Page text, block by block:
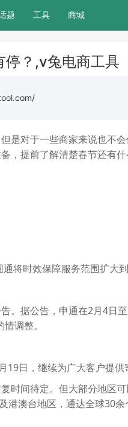
题 工具 商城
停？,v兔电商工具
是对于一些商家来说也不
，提前了解清楚春节还有
将时效保障服务范围扩大
。据公告，申通在2月4日
调整。
日，继续为广大客户提供
时间待定。但大部分地区
港澳台地区，通达全球30